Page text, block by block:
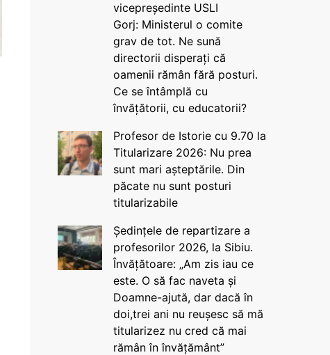
vicepreședinte USLI
Gorj: Ministerul o comite
grav de tot. Ne sună
directorii disperați că
oamenii rămân fără posturi.
Ce se întâmplă cu
învățătorii, cu educatorii?
Profesor de Istorie cu 9.70 la
Titularizare 2026: Nu prea
sunt mari așteptările. Din
păcate nu sunt posturi
titularizabile
Ședințele de repartizare a
profesorilor 2026, la Sibiu.
Învățătoare: „Am zis iau ce
este. O să fac naveta și
Doamne-ajută, dar dacă în
doi,trei ani nu reușesc să mă
titularizez nu cred că mai
rămân în învățământ”